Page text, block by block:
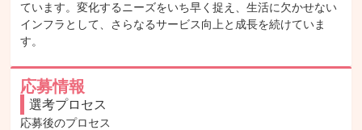
ています。変化するニーズをいち早く捉え、生活に欠かせない
インフラとして、さらなるサービス向上と成長を続けていま
す。
応募情報
選考プロセス
応募後のプロセス